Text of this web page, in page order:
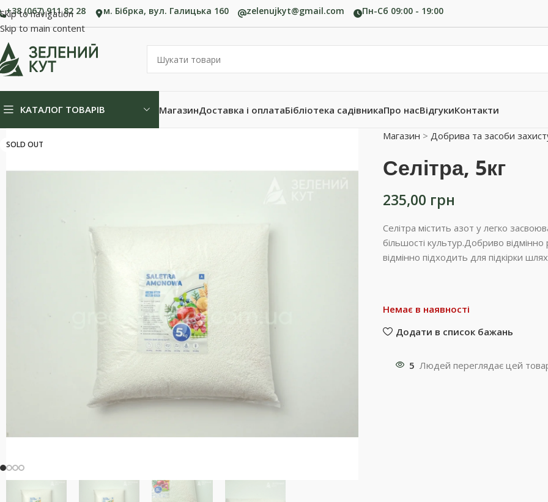
Skip to navigation
Skip to main content
+38 (067) 911 82 28 м. Бібрка, вул. Галицька 160 zelenujkyt@gmail.com Пн-Сб 09:00 - 19:00
КАТАЛОГ ТОВАРІВ МагазинДоставка і оплатаБібліотека садівникаПро насВідгукиКонтакти
SOLD OUT
Магазин > Добрива та засоби
Селітра, 5кг
235,00 грн
Селітра містить азот у легко
більшості культур.Добриво
відмінно підходить для підкірки
Немає в наявності
Додати в список бажань
5 Людей переглядає цей